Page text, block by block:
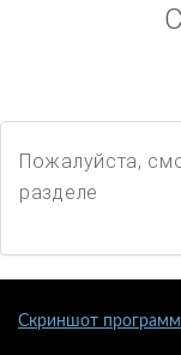
Пожалуйста,
разделе
Скриншот